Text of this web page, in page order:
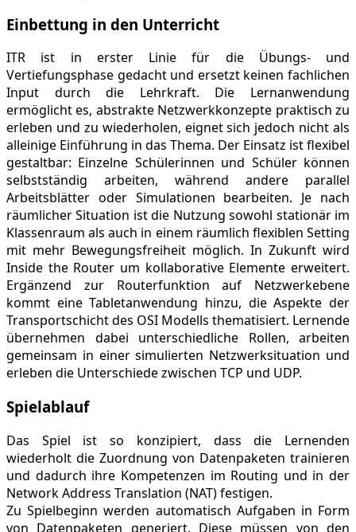
Einbettung in den Unterricht
ITR ist in erster Linie für die Übungs- und
Vertiefungsphase gedacht und ersetzt keinen fachlichen
Input durch die Lehrkraft. Die Lernanwendung
ermöglicht es, abstrakte Netzwerkkonzepte praktisch zu
erleben und zu wiederholen, eignet sich jedoch nicht als
alleinige Einführung in das Thema. Der Einsatz ist flexibel
gestaltbar: Einzelne Schülerinnen und Schüler können
selbstständig arbeiten, während andere parallel
Arbeitsblätter oder Simulationen bearbeiten. Je nach
räumlicher Situation ist die Nutzung sowohl stationär im
Klassenraum als auch in einem räumlich flexiblen Setting
mit mehr Bewegungsfreiheit möglich. In Zukunft wird
Inside the Router um kollaborative Elemente erweitert.
Ergänzend zur Routerfunktion auf Netzwerkebene
kommt eine Tabletanwendung hinzu, die Aspekte der
Transportschicht des OSI Modells thematisiert. Lernende
übernehmen dabei unterschiedliche Rollen, arbeiten
gemeinsam in einer simulierten Netzwerksituation und
erleben die Unterschiede zwischen TCP und UDP.
Spielablauf
Das Spiel ist so konzipiert, dass die Lernenden
wiederholt die Zuordnung von Datenpaketen trainieren
und dadurch ihre Kompetenzen im Routing und in der
Network Address Translation (NAT) festigen.
Zu Spielbeginn werden automatisch Aufgaben in Form
von Datenpaketen generiert. Diese müssen von den